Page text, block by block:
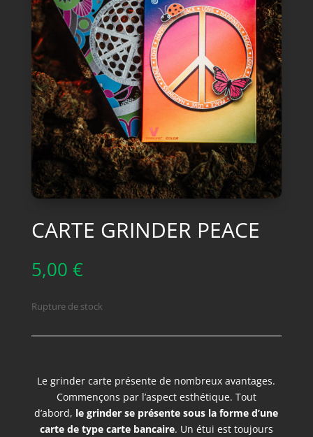
CARTE GRINDER PEACE
5,00 €
Rupture de stock
Le grinder carte présente de nombreux avantages.
Commençons par l’aspect esthétique. Tout
d’abord, le grinder se présente sous la forme d’une
carte de type carte bancaire. Un étui est toujours